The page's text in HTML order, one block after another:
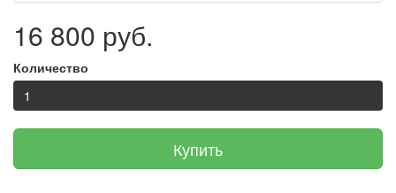
16 800 руб.
Количество
Купить